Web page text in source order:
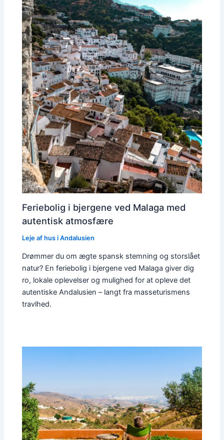
Feriebolig i bjergene ved Malaga med
autentisk atmosfære
Leje af hus i Andalusien
Drømmer du om ægte spansk stemning og storslået
natur? En feriebolig i bjergene ved Malaga giver dig
ro, lokale oplevelser og mulighed for at opleve det
autentiske Andalusien – langt fra masseturismens
travlhed.